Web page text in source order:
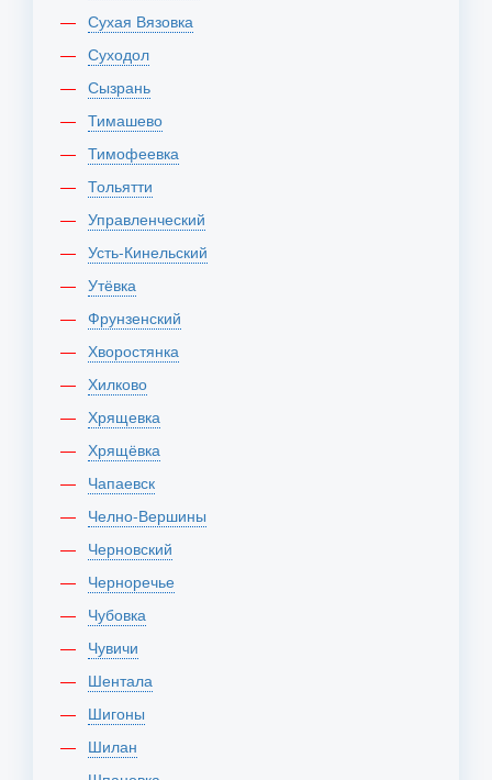
Сухая Вязовка
Суходол
Сызрань
Тимашево
Тимофеевка
Тольятти
Управленческий
Усть-Кинельский
Утёвка
Фрунзенский
Хворостянка
Хилково
Хрящевка
Хрящёвка
Чапаевск
Челно-Вершины
Черновский
Черноречье
Чубовка
Чувичи
Шентала
Шигоны
Шилан